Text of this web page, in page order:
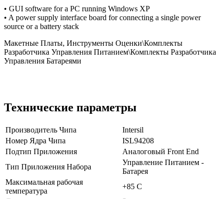
• GUI software for a PC running Windows XP
• A power supply interface board for connecting a single power
source or a battery stack
Макетные Платы, Инструменты Оценки\Комплекты
Разработчика Управления Питанием\Комплекты Разработчика
Управления Батареями
Технические параметры
Производитель Чипа
Intersil
Номер Ядра Чипа
ISL94208
Подтип Приложения
Аналоговый Front End
Тип Приложения Набора
Управление Питанием -
Батарея
Максимальная рабочая
температура
+85 C